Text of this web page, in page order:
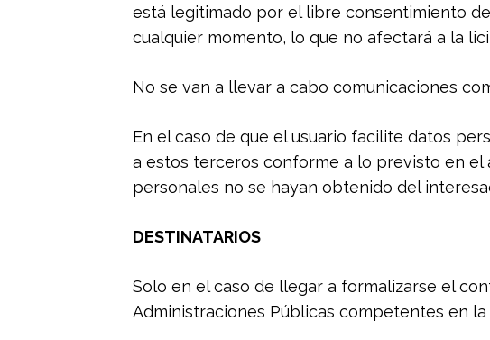
está legitimado por el libre consentimiento
cualquier momento, lo que no afectará a la
No se van a llevar a cabo comunicaciones
En el caso de que el usuario facilite datos
a estos terceros conforme a lo previsto en el
personales no se hayan obtenido del
DESTINATARIOS
Solo en el caso de llegar a formalizarse el
Administraciones Públicas competentes en